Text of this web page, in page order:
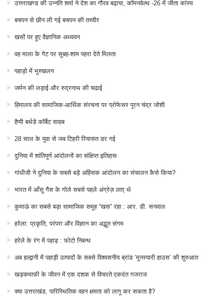
उत्तराखण्ड की उन्नति शर्मा ने देश का गौरव बढ़ाया, कॉमनवेल्थ -26 में जीता कांस्य
बचपन से छीन ली गई बचपन की तस्वीर
खसों पर हुए वैज्ञानिक अध्ययन
वह माला के गेट पर सुबह-शाम पहरा देते मिलता
पहाड़ो में भूस्खलन
जर्मन की लड़ाई और रुद्रनाथ की चढाई
हिमालय की सामाजिक-आर्थिक संरचना पर प्रोफेसर पूरन चंद्र जोशी
हैप्पी बर्थडे कॉर्बेट साहब
28 साल के युवा से जब टिहरी रियासत डर गई
दुनिया में शांतिपूर्ण आंदोलनों का संक्षिप्त इतिहास
गांधीजी ने दुनिया के सबसे बड़े अहिंसक आंदोलन का संचालन कैसे किया?
भारत में आँसू गैस के गोले सबसे पहले अंग्रेज़ लाए थे
कुमाऊं का सबसे बड़ा सामाजिक समूह “खस” रहा : आर. डी. सनवाल
हरेला: प्रकृति, परंपरा और विज्ञान का अद्भुत संगम
हरेले के रंग में पहाड़ : फोटो निबन्ध
अब हल्द्वानी में पहाड़ी उत्पादों के सबसे विश्वसनीय ब्रांड ‘मुनस्यारी हाउस’ की शुरुआत
खड़कमाफी के जीवन में एक दशक से विचरते एकदंत गजराज
क्या उत्तराखंड, पारिस्थितिक वहन क्षमता को लागू कर सकता है?